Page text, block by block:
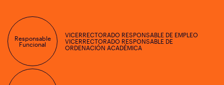
Responsable
Funcional
VICERRECTORADO RESPONSABLE DE EMPLEO
VICERRECTORADO RESPONSABLE DE
ORDENACIÓN ACADÉMICA